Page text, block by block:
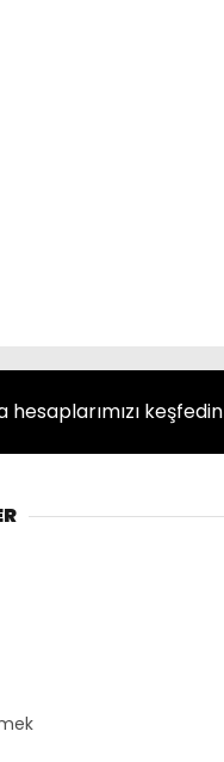
hesaplarımızı keşfedin